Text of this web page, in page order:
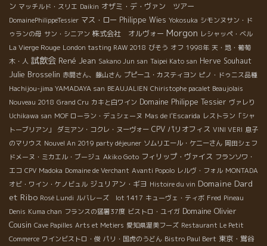
ン マッチルド・スリエ Daikin オザミ・デ・ヴァン ツアー
DomainePhilippeTessier マス・ロー Philippe Wies Yokosuka シモンヌサン・ド
ゥランの母 サン・シニアン 株式会社 オルヴォー Morgon レシャッペ・ベル
La Vierge Rouge London tasting RAW 2018 びそう オフ 1998年 天・地・葡萄
木・人 試飲会 René Jean Sakano Jun san Taipei Kato san Herve Souhaut
Julie Brosselin 赤間さん、藤山さん プピーユ・カスティヨン ピノ・ドゥニス品種
Hachijou-jima YAMADAYA san BEAUJALIEN Chiristophe pacalet Beaujolais
Nouveau 2018 Grand Cru カキと白ワイン Domaine Philippe Tessier ヴァレり
Uchikawa san MOF ローラン・デュシェーヌ Mas de l'Escarida レストラン「シャ
トーブリアン」
ダミアン・コクレ・ヌーヴォー CPV パリオフィス VINI VERI 息子
のマリウス Nouvel An 2019 party déjeuner ソムリエール・ケニーさん 岡田シェフ
ドメーヌ・ミカエル・ブージュ Akiko Goto フィリップ・ヴァイス フランソワ・
エコ CPV Madoka Domaine de Verchant Avanti Popolo レルヴ・フォル MONTADA
オビ・ワイン・ケノビュル ジュリアン・ギヨ Histoire du vin Domaine Dard
et Ribo Rosé Lundi ルバレーズ lot 1417 キューヴェ・ティボ Fred Pineau
Denis Kuma chan フランスの猛暑37度 ビストロ・ユイガ Domaine Olivier
Cousin Cave Papilles Arts et Metiers 愛知県渥美フーズ Restaurant Le Petit
Commerce ワインビストロ・俊 パリ・国虎のうどん Bistro Paul Bert 東京・鴬谷